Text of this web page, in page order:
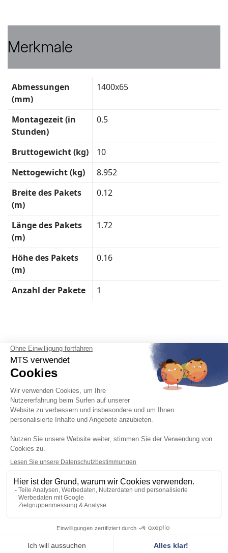
Merkmale
Daten
Abmessungen
(mm)
1400x65
Montagezeit (in
Stunden)
0.5
Bruttogewicht (kg)
10
Nettogewicht (kg)
8.952
Breite des Pakets
(m)
0.12
Länge des Pakets
(m)
1.72
Höhe des Pakets
(m)
0.16
Anzahl der Pakete 1
Deutsch
Impressum, Datenschutzrichtlinie, Cookie-Verwaltung
Allgemeine Geschäftsbedingungen
Karriere Technische Produktdaten
Kundendienst
Katalog
Das Unternehmen MTS